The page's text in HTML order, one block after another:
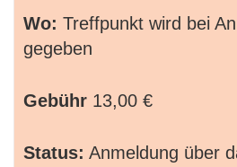
Wo: Treffpunkt wird bei
gegeben
Gebühr 13,00 €
Status: Anmeldung über